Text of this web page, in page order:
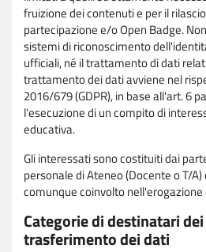
fruizione dei contenuti e per il
partecipazione e/o Open Badge.
sistemi di riconoscimento
ufficiali, né il trattamento di dati
trattamento dei dati avviene nel
2016/679 (GDPR), in base all'art. 6
l'esecuzione di un compito di
educativa.
Gli interessati sono costituiti dai
personale di Ateneo (Docente o T/
comunque coinvolto
Categorie di destinatari
trasferimento dei dati